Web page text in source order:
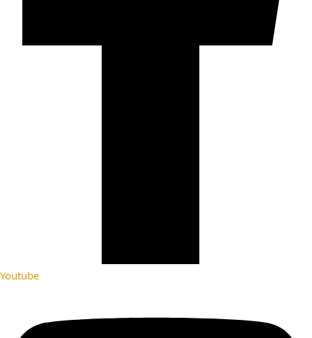
Youtube